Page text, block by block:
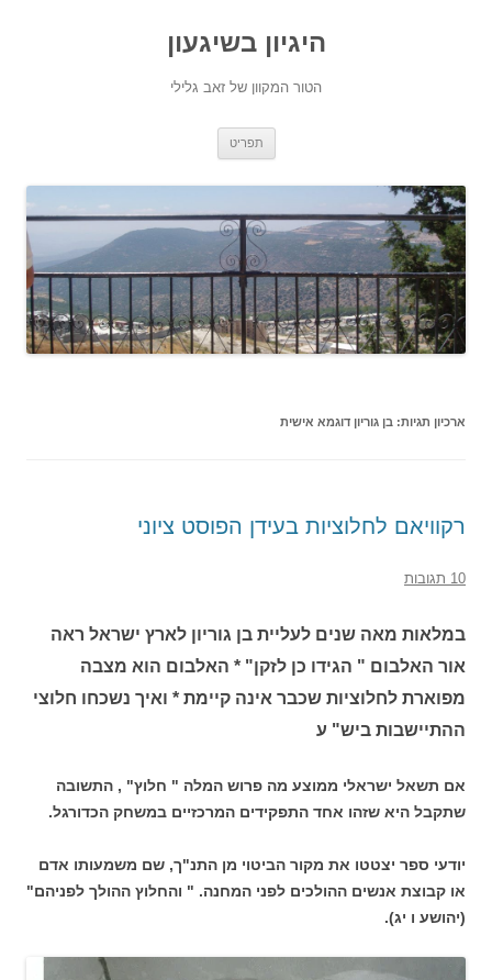
היגיון בשיגעון
הטור המקוון של זאב גלילי
תפריט
ארכיון תגיות: בן גוריון דוגמא אישית
רקוויאם לחלוציות בעידן הפוסט ציוני
10 תגובות
במלאות מאה שנים לעליית בן גוריון לארץ ישראל ראה
אור האלבום " הגידו כן לזקן" * האלבום הוא מצבה
מפוארת לחלוציות שכבר אינה קיימת * ואיך נשכחו חלוצי
ההתיישבות ביש" ע
אם תשאל ישראלי ממוצע מה פרוש המלה " חלוץ" , התשובה
שתקבל היא שזהו אחד התפקידים המרכזיים במשחק הכדורגל.
יודעי ספר יצטטו את מקור הביטוי מן התנ"ך, שם משמעותו אדם
או קבוצת אנשים ההולכים לפני המחנה. " והחלוץ ההולך לפניהם"
(יהושע ו יג).